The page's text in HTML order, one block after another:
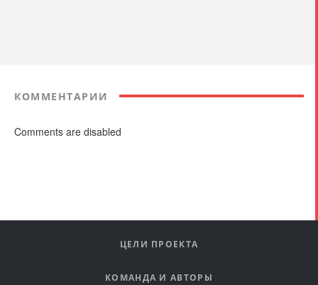
КОММЕНТАРИИ
Comments are disabled
ЦЕЛИ ПРОЕКТА
КОМАНДА И АВТОРЫ